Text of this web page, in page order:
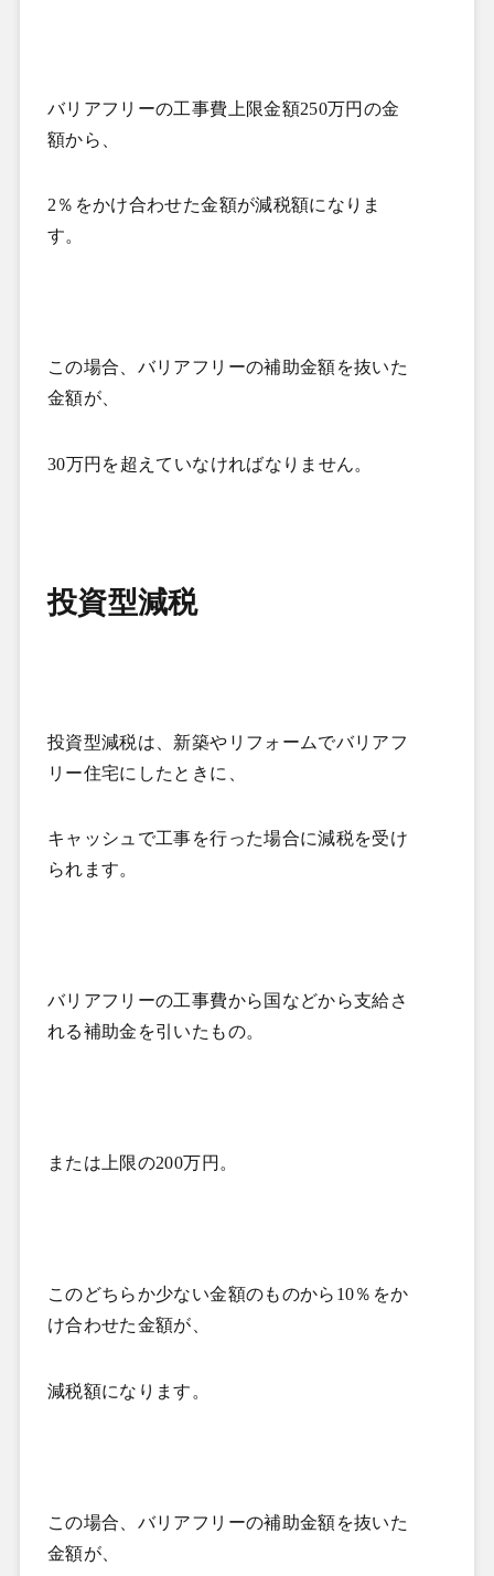
バリアフリーの工事費上限金額250万円の金
額から、
2 ％をかけ合わせた金額が減税額になりま
す。
この場合、バリアフリーの補助金額を抜いた
金額が、
30万円を超えていなければなりません。
投資型減税
投資型減税は、新築やリフォームでバリアフ
リー住宅にしたときに、
キャッシュで工事を行った場合に減税を受け
られます。
バリアフリーの工事費から国などから支給さ
れる補助金を引いたもの。
または上限の200万円。
このどちらか少ない金額のものから 10％をか
け合わせた金額が、
減税額になります。
この場合、バリアフリーの補助金額を抜いた
金額が、